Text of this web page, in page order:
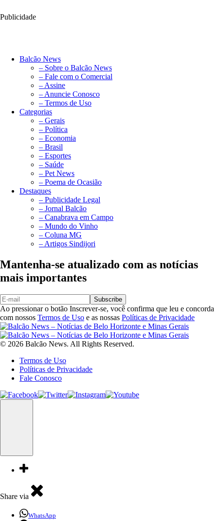
Publicidade
Balcão News
– Sobre o Balcão News
– Fale com o Comercial
– Assine
– Anuncie Conosco
– Termos de Uso
Categorias
– Gerais
– Política
– Economia
– Brasil
– Esportes
– Saúde
– Pet News
– Poema de Ocasião
Destaques
– Publicidade Legal
– Jornal Balcão
– Canabrava em Campo
– Mundo do Vinho
– Coluna MG
– Artigos Sindijori
Mantenha-se atualizado com as notícias
mais importantes
Subscribe
Ao pressionar o botão Inscrever-se, você confirma que leu e concorda
com nossos Termos de Uso e as nossas Políticas de Privacidade
© 2026 Balcão News. All Rights Reserved.
Termos de Uso
Políticas de Privacidade
Fale Conosco
Share via
WhatsApp